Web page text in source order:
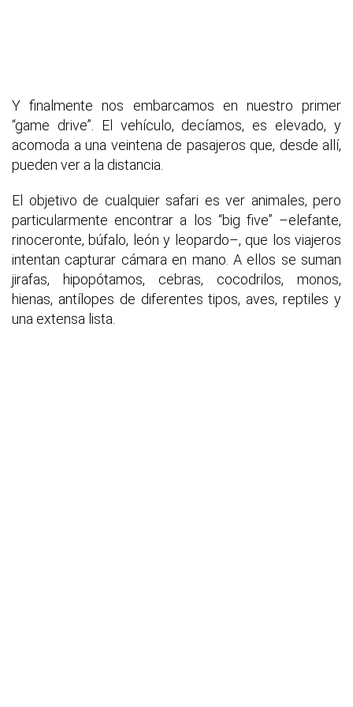
Y finalmente nos embarcamos en nuestro primer
“game drive”. El vehículo, decíamos, es elevado, y
acomoda a una veintena de pasajeros que, desde allí,
pueden ver a la distancia.
El objetivo de cualquier safari es ver animales, pero
particularmente encontrar a los “big five” –elefante,
rinoceronte, búfalo, león y leopardo–, que los viajeros
intentan capturar cámara en mano. A ellos se suman
jirafas, hipopótamos, cebras, cocodrilos, monos,
hienas, antílopes de diferentes tipos, aves, reptiles y
una extensa lista.